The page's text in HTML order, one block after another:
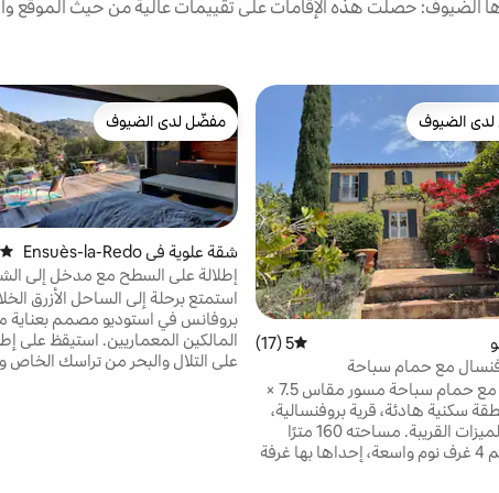
الضيوف: حصلت هذه الإقامات على تقييمات عالية من حيث الموقع
المفضّلة لدى الضيوف
الضيوف
متوسط التقييم 5 من 5، 17 مراجعات
5 (17)
مع حمام سباحة
بيت للإيجار مع حمام سباحة مسور مقاس 7.5 ×
سكنية هادئة، قرية بروفنسالية،
مع جميع الميزات القريبة. مساحته 160 مترًا
مربعًا، ويضم 4 غرف نوم واسعة، إحداها بها غرفة
مفضّل لدى الضيوف
مفضّل لدى الضيوف
شقة علوية في Ensuès-la-Redo
nne
إطلالة على السطح مع مدخل إلى
استمتع برحلة إلى الساحل الأزرق
بروفانس في استوديو مصمم بعناية
المالكين المعماريين. استيقظ على
على التلال والبحر من تراسك الخاص